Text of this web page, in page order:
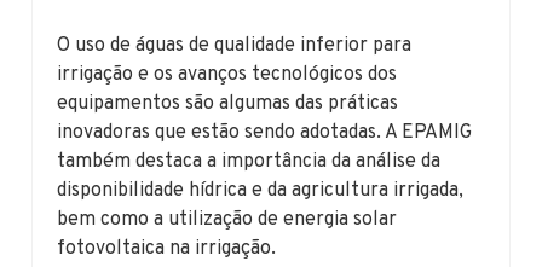
O uso de águas de qualidade inferior para
irrigação e os avanços tecnológicos dos
equipamentos são algumas das práticas
inovadoras que estão sendo adotadas. A EPAMIG
também destaca a importância da análise da
disponibilidade hídrica e da agricultura irrigada,
bem como a utilização de energia solar
fotovoltaica na irrigação.